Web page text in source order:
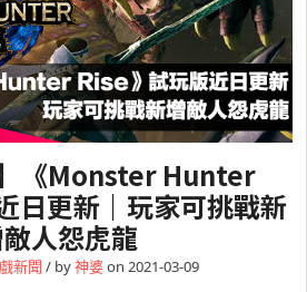
】《Monster Hunter
日更新｜玩家可挑戰新
人怨虎龍
新聞 / by神婆on 2021-03-09